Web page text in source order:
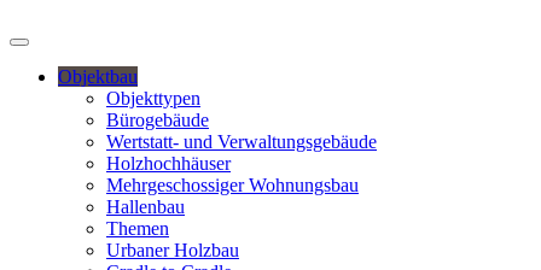
Objektbau
Objekttypen
Bürogebäude
Wertstatt- und Verwaltungsgebäude
Holzhochhäuser
Mehrgeschossiger Wohnungsbau
Hallenbau
Themen
Urbaner Holzbau